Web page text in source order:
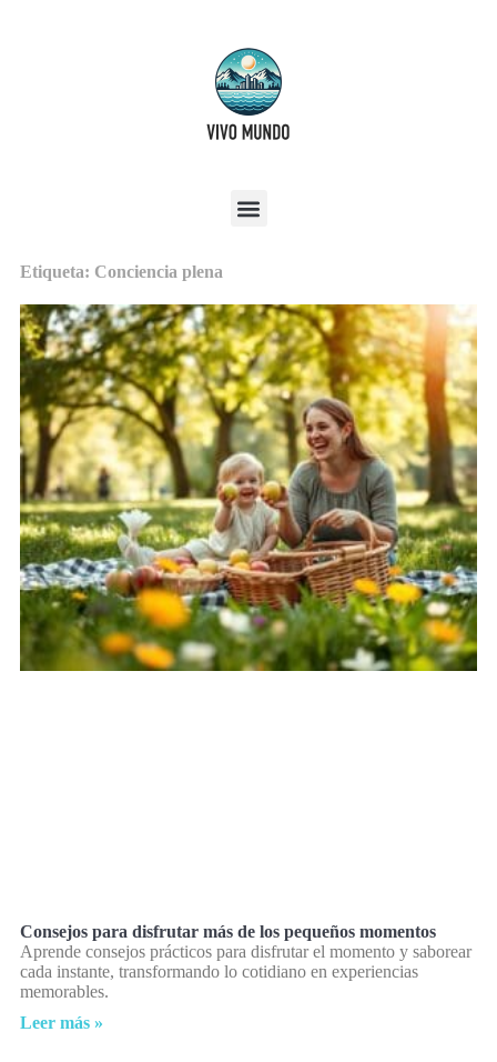
Etiqueta: Conciencia plena
Consejos para disfrutar más de los pequeños momentos
Aprende consejos prácticos para disfrutar el momento y saborear
cada instante, transformando lo cotidiano en experiencias
memorables.
Leer más »